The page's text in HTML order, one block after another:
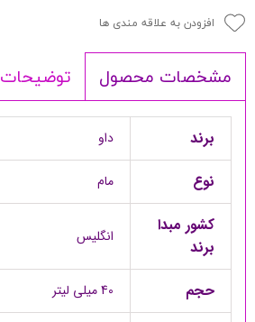
افزودن به علاقه مندی ها
مشخصات محصول توضیحات
برند داو
نوع مام
کشور مبدا
برند
انگلیس
حجم 40 میلی لیتر